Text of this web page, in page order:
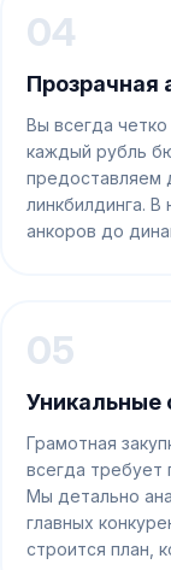
04
Прозрачная
Вы всегда
каждый рубль
предоставляем
линкбилдинга.
анкоров до
05
Уникальные
Грамотная
всегда требует
Мы детально
главных
строится план,